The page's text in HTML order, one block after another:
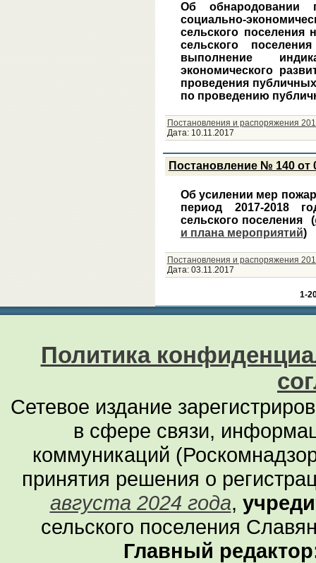
Об обнародовании
социально-
сельского поселения
сельского
выполнение
экономического
проведения
по проведению
Постановления и распоряжения
Дата: 10.11.2017
Постановление № 140 от
Об усилении мер
период 2017-2018
сельского поселения (
и плана мероприятий)
Постановления и распоряжения
Дата: 03.11.2017
1-
Политика
Сетевое издание
в сфере связи,
коммуникаций
принятия решения о
августа 2024 года,
сельского поселения
Главный